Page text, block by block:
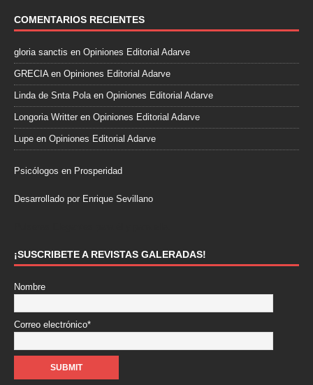
COMENTARIOS RECIENTES
gloria sanctis en Opiniones Editorial Adarve
GRECIAen Opiniones Editorial Adarve
Linda de Snta Polaen Opiniones Editorial Adarve
Longoria Writter en Opiniones Editorial Adarve
Lupe en Opiniones Editorial Adarve
Psicólogos en Prosperidad
Desarrollado por Enrique Sevillano
¡SUSCRIBETE A REVISTAS GALERADAS!
Nombre
Correo electrónico*